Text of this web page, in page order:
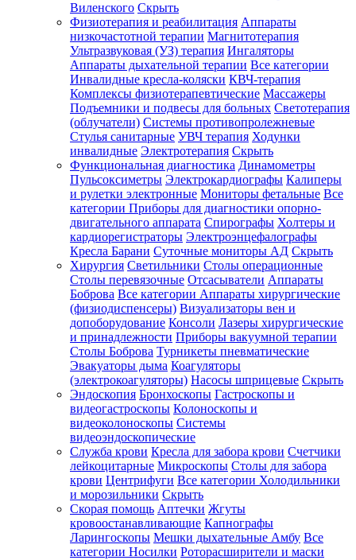
Виленского Скрыть
Физиотерапия и реабилитация Аппараты
низкочастотной терапии Магнитотерапия
Ультразвуковая (УЗ) терапия Ингаляторы
Аппараты дыхательной терапии Все категории
Инвалидные кресла-коляски КВЧ-терапия
Комплексы физиотерапевтические Массажеры
Подъемники и подвесы для больных Светотерапия
(облучатели) Системы противопролежневые
Стулья санитарные УВЧ терапия Ходунки
инвалидные Электротерапия Скрыть
Функциональная диагностика Динамометры
Пульсоксиметры Электрокардиографы Калиперы
и рулетки электронные Мониторы фетальные Все
категории Приборы для диагностики опорно-
двигательного аппарата Спирографы Холтеры и
кардиорегистраторы Электроэнцефалографы
Кресла Барани Суточные мониторы АД Скрыть
Хирургия Светильники Столы операционные
Столы перевязочные Отсасыватели Аппараты
Боброва Все категории Аппараты хирургические
(физиодиспенсеры) Визуализаторы вен и
допоборудование Консоли Лазеры хирургические
и принадлежности Приборы вакуумной терапии
Столы Боброва Турникеты пневматические
Эвакуаторы дыма Коагуляторы
(электрокоагуляторы) Насосы шприцевые Скрыть
Эндоскопия Бронхоскопы Гастроскопы и
видеогастроскопы Колоноскопы и
видеоколоноскопы Системы
видеоэндоскопические
Служба крови Кресла для забора крови Счетчики
лейкоцитарные Микроскопы Столы для забора
крови Центрифуги Все категории Холодильники
и морозильники Скрыть
Скорая помощь Аптечки Жгуты
кровоостанавливающие Капнографы
Ларингоскопы Мешки дыхательные Амбу Все
категории Носилки Роторасширители и маски